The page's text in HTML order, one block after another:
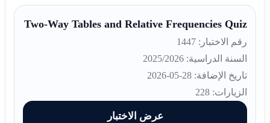
Two-Way Tables and Relative Frequencies Quiz
رقم الاختبار: 1447
السنة الدراسية: 2025/2026
تاريخ الإضافة: 28-05-2026
الزيارات: 228
عرض الاختبار